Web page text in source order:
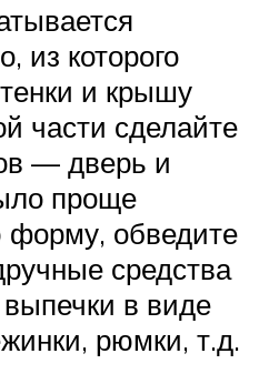
из которого
и крышу
части сделайте
— дверь и
проще
форму, обведите
средства
в виде
рюмки, т.д.